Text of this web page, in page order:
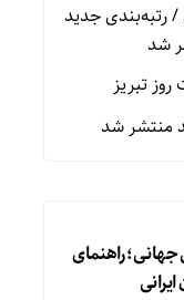
/ رتبه‌بندی جدید
تبریز
منتشر شد
جهانی؛ راهنمای